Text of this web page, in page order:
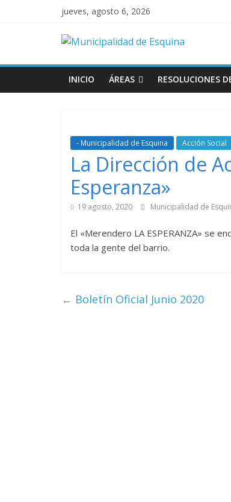
jueves, agosto 6, 2026
INICIO ÁREAS RESOLUCIONES
- Municipalidad de Esquina Acción Social
La Dirección de
Esperanza»
19 agosto, 2020 Municipalidad de
El «Merendero LA ESPERANZA» se
toda la gente del barrio.
← Boletín Oficial Junio 2020